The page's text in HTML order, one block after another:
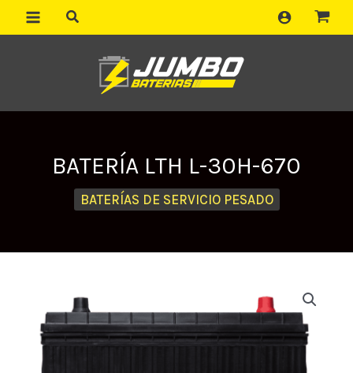
al
BATERÍA LTH L-30H-670
BATERÍAS DE SERVICIO PESADO